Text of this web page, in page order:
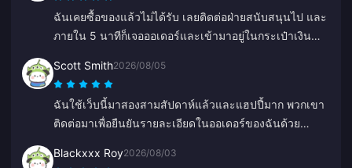
ฉันเคยซื้อของแล้วไม่ได้รับ เลยติดต่อฝ่ายสนับสนุนไป และ
ภายใน 5 นาทีก็เจอออเดอร์และเข้ามาอยู่ในกระเป๋าเงิน
ทุกคนที่ต้องการเติมเงิน
Scott Smith2026/08/05
ฉันใช้เว็บนี้มาสองสามสัปดาห์แล้วและแฮปปี้มาก พวกเขา
ติดต่อมาเพื่อยืนยันรายละเอียดในออเดอร์ของฉันด้วย
มาก
Blackxxx Roy2026/08/03